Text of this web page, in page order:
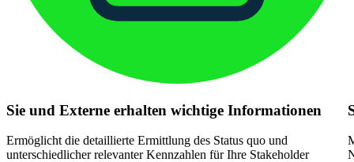
Sie und Externe erhalten wichtige Informationen
Ermöglicht die detaillierte Ermittlung des Status quo und
unterschiedlicher relevanter Kennzahlen für Ihre Stakeholder